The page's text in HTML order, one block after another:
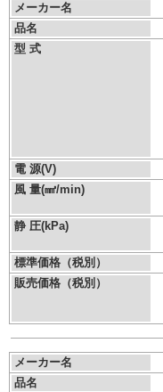
メーカー名
品名
型 式
電 源(V)
風 量(㎣/min)
静 圧(kPa)
標準価格（税別）
販売価格（税別）
メーカー名
品名